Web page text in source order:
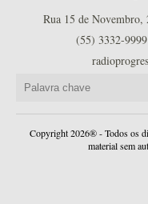
Rua 15 de
(55) 3332-
Copyright 2026® - Todos os
material sem